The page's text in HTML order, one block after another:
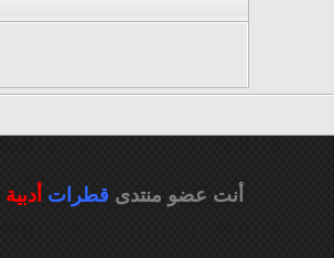
أنت عضو منتدى قطرات أدبية